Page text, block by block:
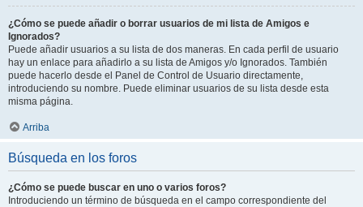
¿Cómo se puede añadir o borrar usuarios de mi lista de Amigos e
Ignorados?
Puede añadir usuarios a su lista de dos maneras. En cada perfil de usuario
hay un enlace para añadirlo a su lista de Amigos y/o Ignorados. También
puede hacerlo desde el Panel de Control de Usuario directamente,
introduciendo su nombre. Puede eliminar usuarios de su lista desde esta
misma página.
Arriba
Búsqueda en los foros
¿Cómo se puede buscar en uno o varios foros?
Introduciendo un término de búsqueda en el campo correspondiente del